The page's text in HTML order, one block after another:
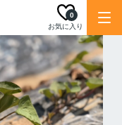
お気に入り
0